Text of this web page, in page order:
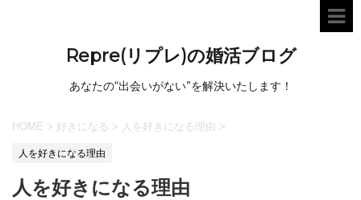
Repre(リプレ)の婚活ブログ
あなたの“出会いがない”を解決いたします！
HOME > 好きになる > 人を好きになる理由 >
人を好きになる理由
人を好きになる理由